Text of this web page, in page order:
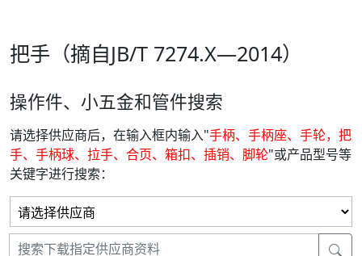
把手（摘自JB/T 7274.X—2014）
操作件、小五金和管件搜索
请选择供应商后，在输入框内输入"手柄、手柄座、手轮，把
手、手柄球、拉手、合页、箱扣、插销、脚轮"或产品型号等
关键字进行搜索：